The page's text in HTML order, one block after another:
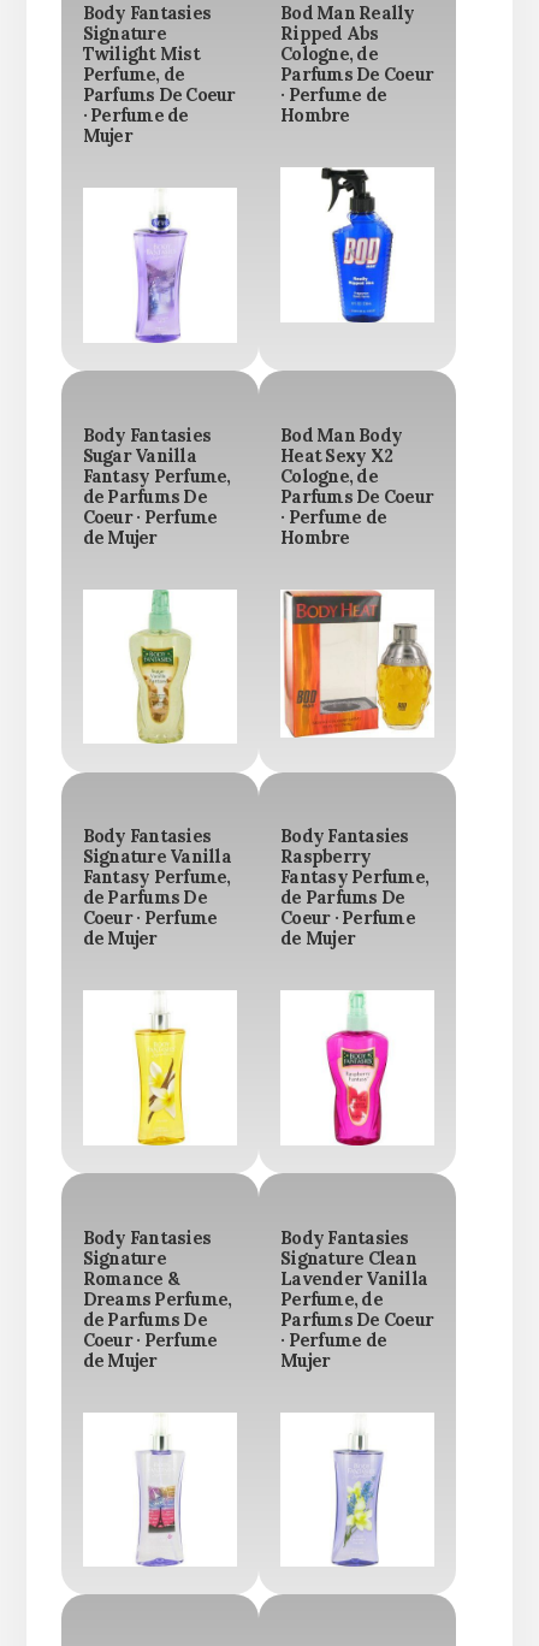
Body Fantasies
Signature
Twilight Mist
Perfume, de
Parfums De Coeur
· Perfume de
Mujer
Bod Man Really
Ripped Abs
Cologne, de
Parfums De Coeur
· Perfume de
Hombre
Body Fantasies
Sugar Vanilla
Fantasy Perfume,
de Parfums De
Coeur · Perfume
de Mujer
Bod Man Body
Heat Sexy X2
Cologne, de
Parfums De Coeur
· Perfume de
Hombre
Body Fantasies
Signature Vanilla
Fantasy Perfume,
de Parfums De
Coeur · Perfume
de Mujer
Body Fantasies
Raspberry
Fantasy Perfume,
de Parfums De
Coeur · Perfume
de Mujer
Body Fantasies
Signature
Romance &
Dreams Perfume,
de Parfums De
Coeur · Perfume
de Mujer
Body Fantasies
Signature Clean
Lavender Vanilla
Perfume, de
Parfums De Coeur
· Perfume de
Mujer